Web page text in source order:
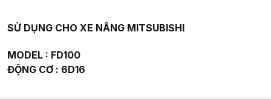
SỬ DỤNG CHO XE NÂNG MITSUBISHI
MODEL : FD100
ĐỘNG CƠ : 6D16